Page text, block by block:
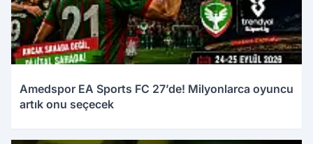
Amedspor EA Sports FC 27’de! Milyonlarca oyuncu
artık onu seçecek